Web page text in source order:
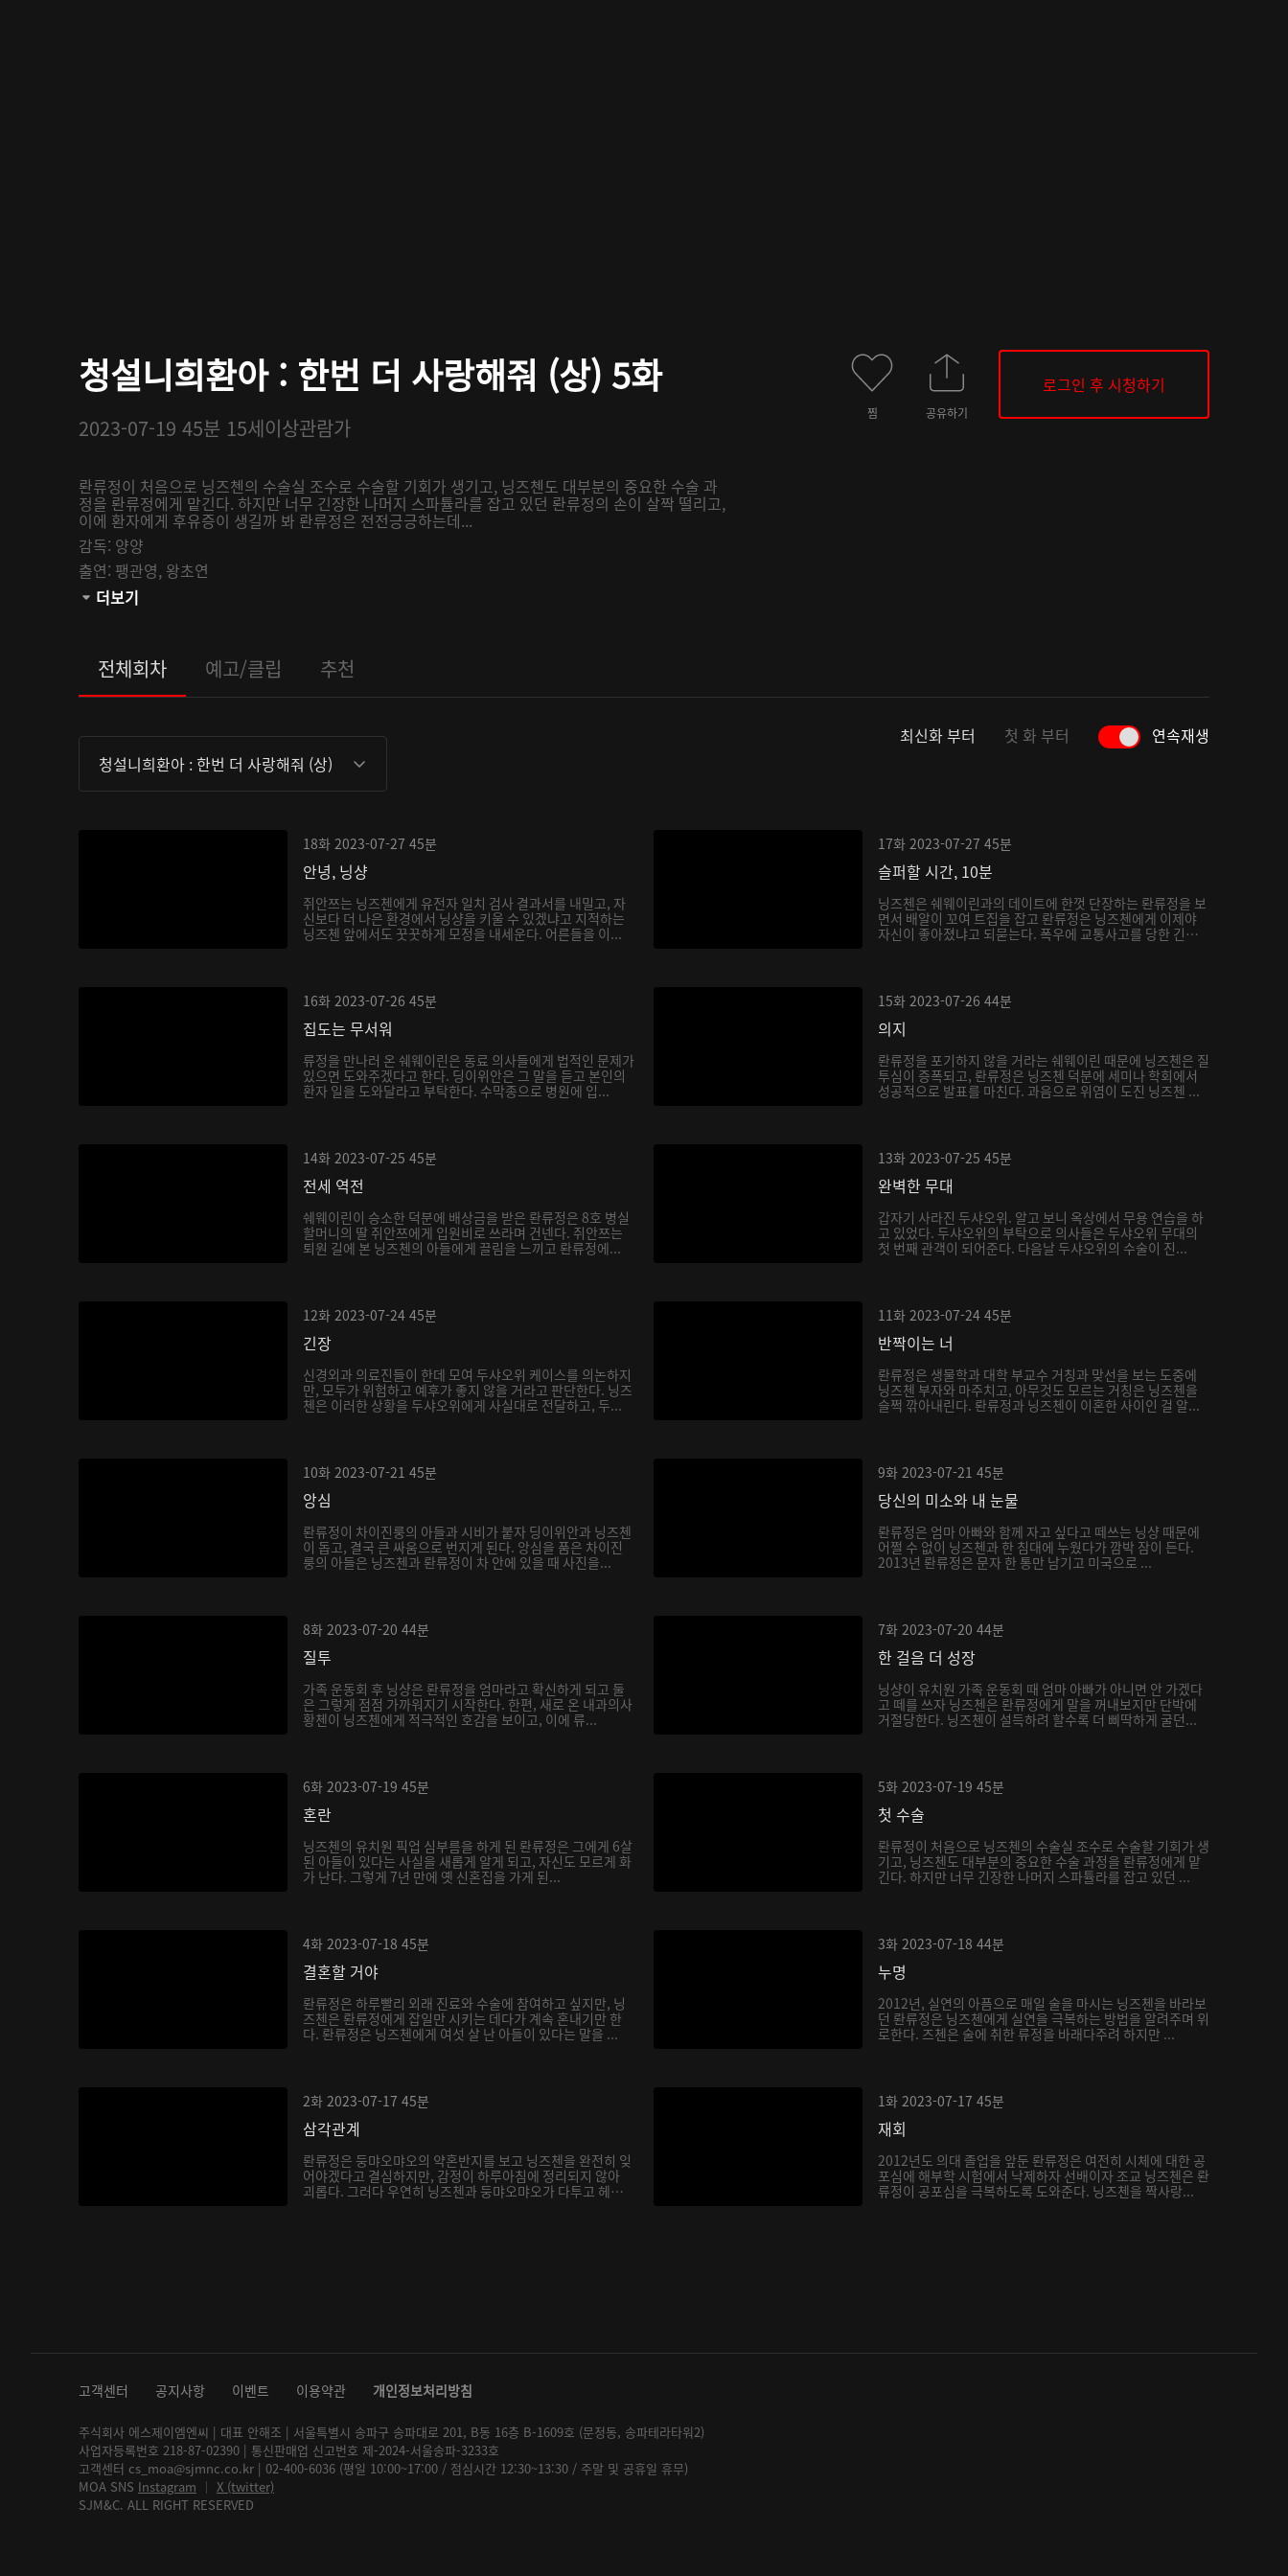
청설니희환아 : 한번 더 사랑해줘 (상) 5화
2023-07-19 45분 15세이상관람가
롼류정이 처음으로 닝즈첸의 수술실 조수로 수술할 기회가 생기고, 닝즈첸도 대부분의 중요한 수술 과
정을 롼류정에게 맡긴다. 하지만 너무 긴장한 나머지 스파튤라를 잡고 있던 롼류정의 손이 살짝 떨리고,
이에 환자에게 후유증이 생길까 봐 롼류정은 전전긍긍하는데...
감독: 양양
출연: 팽관영, 왕초연
관람등급:
더보기
찜 공유하기
로그인 후 시청하기
전체회차 예고/클립 추천
청설니희환아 : 한번 더 사랑해줘 (상)
최신화 부터 첫 화 부터 연속재생
18화 2023-07-27 45분
안녕, 닝샹
쥐안쯔는 닝즈첸에게 유전자 일치 검사 결과서를 내밀고, 자
신보다 더 나은 환경에서 닝샹을 키울 수 있겠냐고 지적하는
닝즈첸 앞에서도 꿋꿋하게 모정을 내세운다. 어른들을 이...
17화 2023-07-27 45분
슬퍼할 시간, 10분
닝즈첸은 쉐웨이린과의 데이트에 한껏 단장하는 롼류정을 보
면서 배알이 꼬여 트집을 잡고 롼류정은 닝즈첸에게 이제야
자신이 좋아졌냐고 되묻는다. 폭우에 교통사고를 당한 긴급
16화 2023-07-26 45분
집도는 무서워
류정을 만나러 온 쉐웨이린은 동료 의사들에게 법적인 문제가
있으면 도와주겠다고 한다. 딩이위안은 그 말을 듣고 본인의
환자 일을 도와달라고 부탁한다. 수막종으로 병원에 입...
15화 2023-07-26 44분
의지
롼류정을 포기하지 않을 거라는 쉐웨이린 때문에 닝즈첸은 질
투심이 증폭되고, 롼류정은 닝즈첸 덕분에 세미나 학회에서
성공적으로 발표를 마친다. 과음으로 위염이 도진 닝즈첸 ...
14화 2023-07-25 45분
전세 역전
쉐웨이린이 승소한 덕분에 배상금을 받은 롼류정은 8호 병실
할머니의 딸 쥐안쯔에게 입원비로 쓰라며 건넨다. 쥐안쯔는
퇴원 길에 본 닝즈첸의 아들에게 끌림을 느끼고 롼류정에...
13화 2023-07-25 45분
완벽한 무대
갑자기 사라진 두샤오위. 알고 보니 옥상에서 무용 연습을 하
고 있었다. 두샤오위의 부탁으로 의사들은 두샤오위 무대의
첫 번째 관객이 되어준다. 다음날 두샤오위의 수술이 진...
12화 2023-07-24 45분
긴장
신경외과 의료진들이 한데 모여 두샤오위 케이스를 의논하지
만, 모두가 위험하고 예후가 좋지 않을 거라고 판단한다. 닝즈
첸은 이러한 상황을 두샤오위에게 사실대로 전달하고, 두...
11화 2023-07-24 45분
반짝이는 너
롼류정은 생물학과 대학 부교수 거칭과 맞선을 보는 도중에
닝즈첸 부자와 마주치고, 아무것도 모르는 거칭은 닝즈첸을
슬쩍 깎아내린다. 롼류정과 닝즈첸이 이혼한 사이인 걸 알...
10화 2023-07-21 45분
앙심
롼류정이 차이진룽의 아들과 시비가 붙자 딩이위안과 닝즈첸
이 돕고, 결국 큰 싸움으로 번지게 된다. 앙심을 품은 차이진
룽의 아들은 닝즈첸과 롼류정이 차 안에 있을 때 사진을...
9화 2023-07-21 45분
당신의 미소와 내 눈물
롼류정은 엄마 아빠와 함께 자고 싶다고 떼쓰는 닝샹 때문에
어쩔 수 없이 닝즈첸과 한 침대에 누웠다가 깜박 잠이 든다.
2013년 롼류정은 문자 한 통만 남기고 미국으로 ...
8화 2023-07-20 44분
질투
가족 운동회 후 닝샹은 롼류정을 엄마라고 확신하게 되고 둘
은 그렇게 점점 가까워지기 시작한다. 한편, 새로 온 내과의사
황첸이 닝즈첸에게 적극적인 호감을 보이고, 이에 류...
7화 2023-07-20 44분
한 걸음 더 성장
닝샹이 유치원 가족 운동회 때 엄마 아빠가 아니면 안 가겠다
고 떼를 쓰자 닝즈첸은 롼류정에게 말을 꺼내보지만 단박에
거절당한다. 닝즈첸이 설득하려 할수록 더 삐딱하게 굴던...
6화 2023-07-19 45분
혼란
닝즈첸의 유치원 픽업 심부름을 하게 된 롼류정은 그에게 6살
된 아들이 있다는 사실을 새롭게 알게 되고, 자신도 모르게 화
가 난다. 그렇게 7년 만에 옛 신혼집을 가게 된...
5화 2023-07-19 45분
첫 수술
롼류정이 처음으로 닝즈첸의 수술실 조수로 수술할 기회가 생
기고, 닝즈첸도 대부분의 중요한 수술 과정을 롼류정에게 맡
긴다. 하지만 너무 긴장한 나머지 스파튤라를 잡고 있던 ...
4화 2023-07-18 45분
결혼할 거야
롼류정은 하루빨리 외래 진료와 수술에 참여하고 싶지만, 닝
즈첸은 롼류정에게 잡일만 시키는 데다가 계속 혼내기만 한
다. 롼류정은 닝즈첸에게 여섯 살 난 아들이 있다는 말을 ...
3화 2023-07-18 44분
누명
2012년, 실연의 아픔으로 매일 술을 마시는 닝즈첸을 바라보
던 롼류정은 닝즈첸에게 실연을 극복하는 방법을 알려주며 위
로한다. 즈첸은 술에 취한 류정을 바래다주려 하지만 ...
2화 2023-07-17 45분
삼각관계
롼류정은 둥먀오먀오의 약혼반지를 보고 닝즈첸을 완전히 잊
어야겠다고 결심하지만, 감정이 하루아침에 정리되지 않아
괴롭다. 그러다 우연히 닝즈첸과 둥먀오먀오가 다투고 헤어
1화 2023-07-17 45분
재회
2012년도 의대 졸업을 앞둔 롼류정은 여전히 시체에 대한 공
포심에 해부학 시험에서 낙제하자 선배이자 조교 닝즈첸은 롼
류정이 공포심을 극복하도록 도와준다. 닝즈첸을 짝사랑...
고객센터 공지사항 이벤트 이용약관 개인정보처리방침
주식회사 에스제이엠엔씨 | 대표 안해조 | 서울특별시 송파구 송파대로 201, B동 16층 B-1609호 (문정동, 송파테라타워2)
사업자등록번호 218-87-02390 | 통신판매업 신고번호 제-2024-서울송파-3233호
고객센터 cs_moa@sjmnc.co.kr | 02-400-6036 (평일 10:00~17:00 / 점심시간 12:30~13:30 / 주말 및 공휴일 휴무)
MOA SNS Instagram │ X (twitter)
SJM&C. ALL RIGHT RESERVED